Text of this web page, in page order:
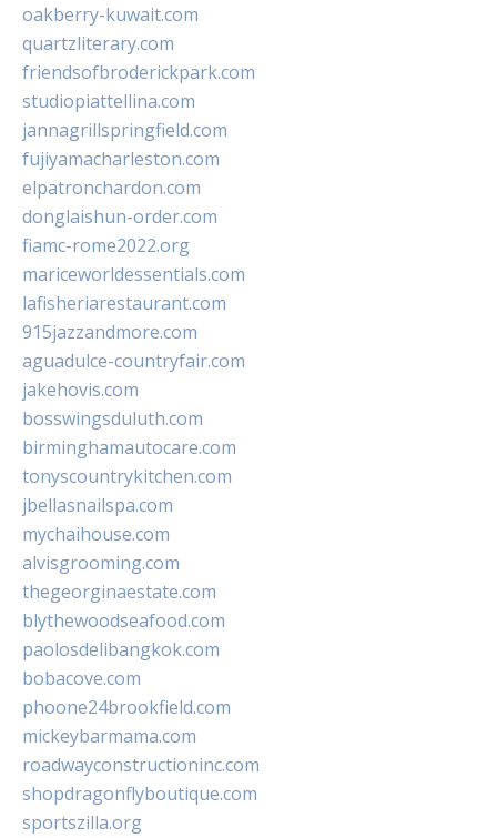
oakberry-kuwait.com
quartzliterary.com
friendsofbroderickpark.com
studiopiattellina.com
jannagrillspringfield.com
fujiyamacharleston.com
elpatronchardon.com
donglaishun-order.com
fiamc-rome2022.org
mariceworldessentials.com
lafisheriarestaurant.com
915jazzandmore.com
aguadulce-countryfair.com
jakehovis.com
bosswingsduluth.com
birminghamautocare.com
tonyscountrykitchen.com
jbellasnailspa.com
mychaihouse.com
alvisgrooming.com
thegeorginaestate.com
blythewoodseafood.com
paolosdelibangkok.com
bobacove.com
phoone24brookfield.com
mickeybarmama.com
roadwayconstructioninc.com
shopdragonflyboutique.com
sportszilla.org